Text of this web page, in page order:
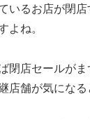
いるお店が閉
よね。
閉店セールがま
店舗が気になる